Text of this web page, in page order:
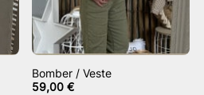
Bomber / Veste
59,00€